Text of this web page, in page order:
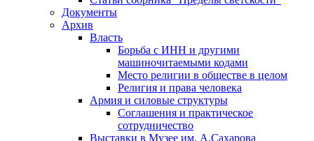
Документы
Архив
Власть
Борьба с ИНН и другими
машиночитаемыми кодами
Место религии в обществе в целом
Религия и права человека
Армия и силовые структуры
Соглашения и практическое
сотрудничество
Выставки в Музее им. А.Сахарова